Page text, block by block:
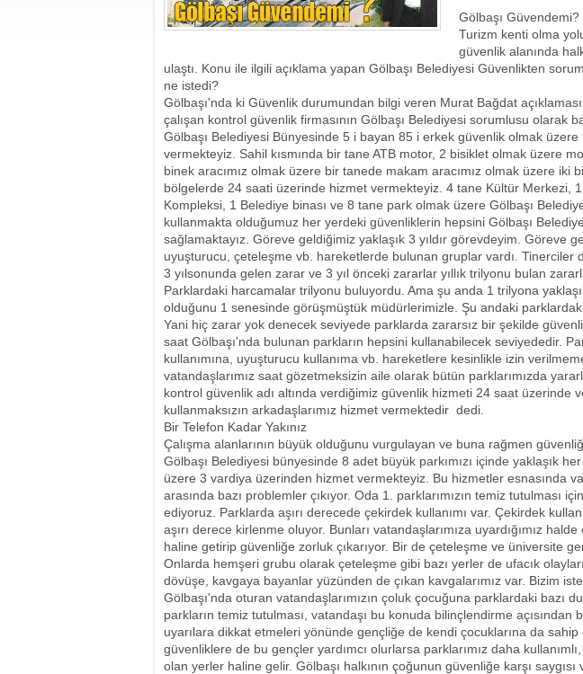
Gölbaşı Güvendemi?
Turizm kenti olma
güvenlik alanında
ulaştı. Konu ile ilgili açıklama yapan Gölbaşı Belediyesi Güvenlikten
ne istedi?
Gölbaşı'nda ki Güvenlik durumundan bilgi veren Murat Bağdat
çalışan kontrol güvenlik firmasının Gölbaşı Belediyesi sorumlusu olarak
Gölbaşı Belediyesi Bünyesinde 5 i bayan 85 i erkek güvenlik olmak
vermekteyiz. Sahil kısmında bir tane ATB motor, 2 bisiklet olmak üzere
binek aracımız olmak üzere bir tanede makam aracımız olmak üzere iki
bölgelerde 24 saati üzerinde hizmet vermekteyiz. 4 tane Kültür Merkezi, 1
Kompleksi, 1 Belediye binası ve 8 tane park olmak üzere Gölbaşı
kullanmakta olduğumuz her yerdeki güvenliklerin hepsini Gölbaşı
sağlamaktayız. Göreve geldiğimiz yaklaşık 3 yıldır görevdeyim. Göreve
uyuşturucu, çeteleşme vb. hareketlerde bulunan gruplar vardı. Tinerciler
3 yılsonunda gelen zarar ve 3 yıl önceki zararlar yıllık trilyonu bulan
Parklardaki harcamalar trilyonu buluyordu. Ama şu anda 1 trilyona
olduğunu 1 senesinde görüşmüştük müdürlerimizle. Şu andaki
Yani hiç zarar yok denecek seviyede parklarda zararsız bir şekilde
saat Gölbaşı'nda bulunan parkların hepsini kullanabilecek seviyededir.
kullanımına, uyuşturucu kullanıma vb. hareketlere kesinlikle izin
vatandaşlarımız saat gözetmeksizin aile olarak bütün parklarımızda
kontrol güvenlik adı altında verdiğimiz güvenlik hizmeti 24 saat üzerinde
kullanmaksızın arkadaşlarımız hizmet vermektedir  dedi.
Bir Telefon Kadar Yakınız
Çalışma alanlarının büyük olduğunu vurgulayan ve buna rağmen
Gölbaşı Belediyesi bünyesinde 8 adet büyük parkımızı içinde yaklaşık
üzere 3 vardiya üzerinden hizmet vermekteyiz. Bu hizmetler esnasında
arasında bazı problemler çıkıyor. Oda 1. parklarımızın temiz tutulması
ediyoruz. Parklarda aşırı derecede çekirdek kullanımı var. Çekirdek
aşırı derece kirlenme oluyor. Bunları vatandaşlarımıza uyardığımız
haline getirip güvenliğe zorluk çıkarıyor. Bir de çeteleşme ve üniversite
Onlarda hemşeri grubu olarak çeteleşme gibi bazı yerler de ufacık
dövüşe, kavgaya bayanlar yüzünden de çıkan kavgalarımız var. Bizim
Gölbaşı'nda oturan vatandaşlarımızın çoluk çocuğuna parklardaki bazı
parkların temiz tutulması, vatandaşı bu konuda bilinçlendirme açısından
uyarılara dikkat etmeleri yönünde gençliğe de kendi çocuklarına da
güvenliklere de bu gençler yardımcı olurlarsa parklarımız daha
olan yerler haline gelir. Gölbaşı halkının çoğunun güvenliğe karşı